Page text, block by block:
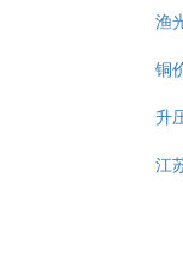
渔
铜
升
江